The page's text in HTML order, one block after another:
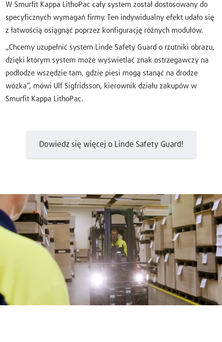
W Smurfit Kappa LithoPac cały system został dostosowany do
specyficznych wymagań firmy. Ten indywidualny efekt udało się
z łatwością osiągnąć poprzez konfigurację różnych modułów.
„Chcemy uzupełnić system Linde Safety Guard o rzutniki obrazu,
dzięki którym system może wyświetlać znak ostrzegawczy na
podłodze wszędzie tam, gdzie piesi mogą stanąć na drodze
wózka”, mówi Ulf Sigfridsson, kierownik działu zakupów w
Smurfit Kappa LithoPac.
Dowiedz się więcej o Linde Safety Guard!